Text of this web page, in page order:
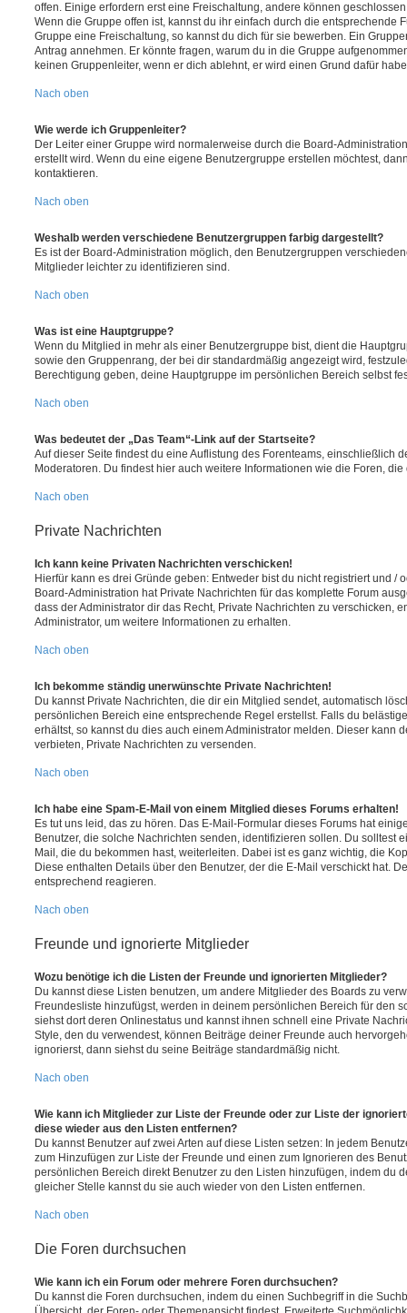
offen. Einige erfordern erst eine Freischaltung, andere können
Wenn die Gruppe offen ist, kannst du ihr einfach durch die entsprechende
Gruppe eine Freischaltung, so kannst du dich für sie bewerben. Ein
Antrag annehmen. Er könnte fragen, warum du in die Gruppe
keinen Gruppenleiter, wenn er dich ablehnt, er wird einen Grund dafür
Nach oben
Wie werde ich Gruppenleiter?
Der Leiter einer Gruppe wird normalerweise durch die Board-
erstellt wird. Wenn du eine eigene Benutzergruppe erstellen möchtest,
kontaktieren.
Nach oben
Weshalb werden verschiedene Benutzergruppen farbig dargestellt?
Es ist der Board-Administration möglich, den Benutzergruppen
Mitglieder leichter zu identifizieren sind.
Nach oben
Was ist eine Hauptgruppe?
Wenn du Mitglied in mehr als einer Benutzergruppe bist, dient die
sowie den Gruppenrang, der bei dir standardmäßig angezeigt wird,
Berechtigung geben, deine Hauptgruppe im persönlichen Bereich selbst
Nach oben
Was bedeutet der „Das Team“-Link auf der Startseite?
Auf dieser Seite findest du eine Auflistung des Forenteams, einschließlich
Moderatoren. Du findest hier auch weitere Informationen wie die Foren,
Nach oben
Private Nachrichten
Ich kann keine Privaten Nachrichten verschicken!
Hierfür kann es drei Gründe geben: Entweder bist du nicht registriert und /
Board-Administration hat Private Nachrichten für das komplette Forum
dass der Administrator dir das Recht, Private Nachrichten zu verschicken,
Administrator, um weitere Informationen zu erhalten.
Nach oben
Ich bekomme ständig unerwünschte Private Nachrichten!
Du kannst Private Nachrichten, die dir ein Mitglied sendet, automatisch
persönlichen Bereich eine entsprechende Regel erstellst. Falls du
erhältst, so kannst du dies auch einem Administrator melden. Dieser kann
verbieten, Private Nachrichten zu versenden.
Nach oben
Ich habe eine Spam-E-Mail von einem Mitglied dieses Forums erhalten!
Es tut uns leid, das zu hören. Das E-Mail-Formular dieses Forums hat
Benutzer, die solche Nachrichten senden, identifizieren sollen. Du solltest
Mail, die du bekommen hast, weiterleiten. Dabei ist es ganz wichtig, die
Diese enthalten Details über den Benutzer, der die E-Mail verschickt hat.
entsprechend reagieren.
Nach oben
Freunde und ignorierte Mitglieder
Wozu benötige ich die Listen der Freunde und ignorierten Mitglieder?
Du kannst diese Listen benutzen, um andere Mitglieder des Boards zu
Freundesliste hinzufügst, werden in deinem persönlichen Bereich für den
siehst dort deren Onlinestatus und kannst ihnen schnell eine Private
Style, den du verwendest, können Beiträge deiner Freunde auch
ignorierst, dann siehst du seine Beiträge standardmäßig nicht.
Nach oben
Wie kann ich Mitglieder zur Liste der Freunde oder zur Liste der
diese wieder aus den Listen entfernen?
Du kannst Benutzer auf zwei Arten auf diese Listen setzen: In jedem
zum Hinzufügen zur Liste der Freunde und einen zum Ignorieren des
persönlichen Bereich direkt Benutzer zu den Listen hinzufügen, indem du
gleicher Stelle kannst du sie auch wieder von den Listen entfernen.
Nach oben
Die Foren durchsuchen
Wie kann ich ein Forum oder mehrere Foren durchsuchen?
Du kannst die Foren durchsuchen, indem du einen Suchbegriff in die